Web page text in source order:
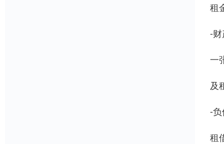
租
-
一
及
-
租